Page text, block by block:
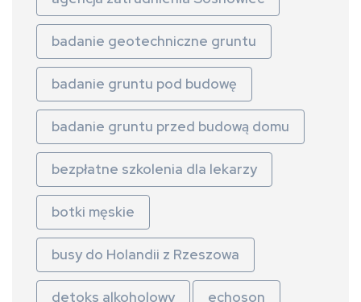
badanie geotechniczne gruntu
badanie gruntu pod budowę
badanie gruntu przed budową domu
bezpłatne szkolenia dla lekarzy
botki męskie
busy do Holandii z Rzeszowa
detoks alkoholowy echoson